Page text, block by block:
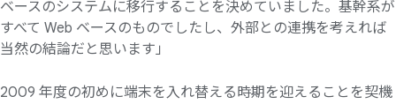
ベースのシステムに移行することを決めていました。基幹系が
すべて Web ベースのものでしたし、外部との連携を考えれば
当然の結論だと思います」
2009 年度の初めに端末を入れ替える時期を迎えることを契機